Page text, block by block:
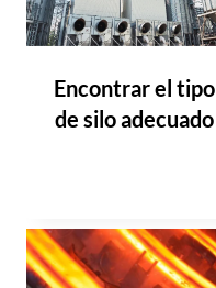
Encontrar el tipo
de silo adecuado